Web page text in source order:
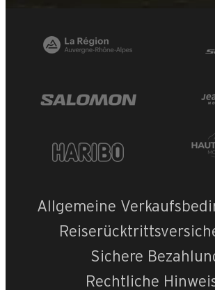
Allgemeine
Sichere
Rechtliche